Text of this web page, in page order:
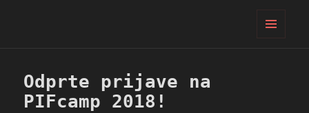
Odprte prijave na
PIFcamp 2018!